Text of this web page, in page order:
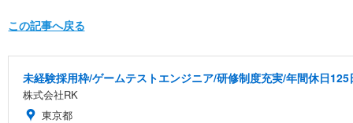
この記事へ戻る
未経験採用枠/ゲームテストエンジニア/研修制度充実/年間休日125
株式会社RK
東京都